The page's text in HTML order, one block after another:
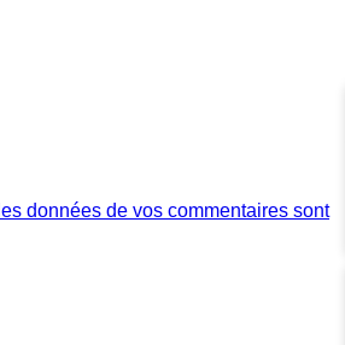
données de vos commentaires sont